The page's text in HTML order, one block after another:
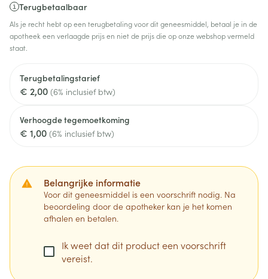
Terugbetaalbaar
Als je recht hebt op een terugbetaling voor dit geneesmiddel, betaal je in de
apotheek een verlaagde prijs en niet de prijs die op onze webshop vermeld
staat.
Terugbetalingstarief
€ 2,00 (6% inclusief btw)
Verhoogde tegemoetkoming
€ 1,00 (6% inclusief btw)
Belangrijke informatie
Voor dit geneesmiddel is een voorschrift nodig. Na
beoordeling door de apotheker kan je het komen
afhalen en betalen.
Ik weet dat dit product een voorschrift
vereist.